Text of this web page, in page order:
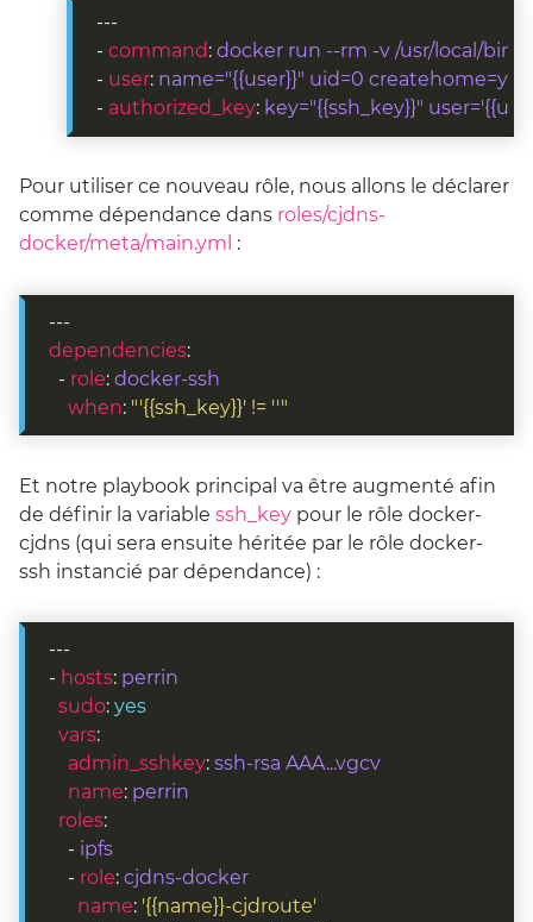
- command: docker run --rm -v /usr/local/
- user: name="{{user}}" uid=0
- authorized_key: key="{{ssh_key}}"
Pour utiliser ce nouveau rôle, nous allons le déclarer
comme dépendance dans roles/cjdns-
docker/meta/main.yml :
dependencies
  -
role: docker-ssh
when: "'{{ssh_key}}' != ''"
Et notre playbook principal va être augmenté afin
de définir la variable ssh_key pour le rôle docker-
cjdns (qui sera ensuite héritée par le rôle docker-
ssh instancié par dépendance) :
- hosts: perrin
sudo: yes
vars
admin_sshkey: ssh-rsa AAA...vgcv
name: perrin
roles
    -
ipfs
    -
role: cjdns-docker
name: '{{name}}-cjdroute'